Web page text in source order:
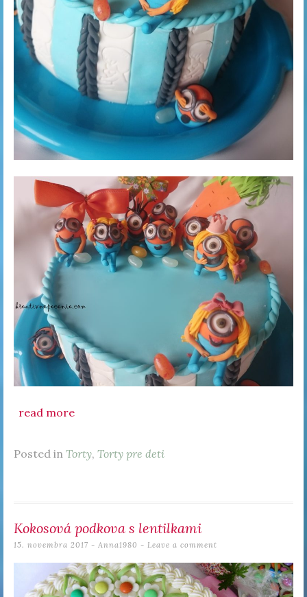
read more
Posted in Torty, Torty pre deti
Kokosová podkova s lentilkami
15. novembra 2017 - Anna1980 Leave a comment